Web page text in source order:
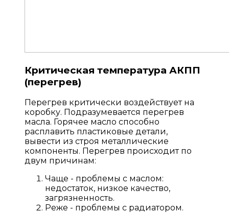
Критическая температура АКПП
(перегрев)
Перегрев критически воздействует на
коробку. Подразумевается перегрев
масла. Горячее масло способно
расплавить пластиковые детали,
вывести из строя металлические
компоненты. Перегрев происходит по
двум причинам:
Чаще - проблемы с маслом:
недостаток, низкое качество,
загрязненность.
Реже - проблемы с радиатором.